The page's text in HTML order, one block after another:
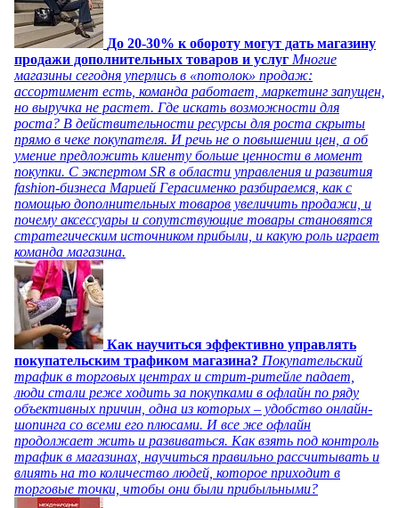
До 20-30% к обороту могут дать магазину
продажи дополнительных товаров и услуг Многие
магазины сегодня уперлись в «потолок» продаж:
ассортимент есть, команда работает, маркетинг запущен,
но выручка не растет. Где искать возможности для
роста? В действительности ресурсы для роста скрыты
прямо в чеке покупателя. И речь не о повышении цен, а об
умение предложить клиенту больше ценности в момент
покупки. С экспертом SR в области управления и развития
fashion-бизнеса Марией Герасименко разбираемся, как с
помощью дополнительных товаров увеличить продажи, и
почему аксессуары и сопутствующие товары становятся
стратегическим источником прибыли, и какую роль играет
команда магазина.
Как научиться эффективно управлять
покупательским трафиком магазина? Покупательский
трафик в торговых центрах и стрит-ритейле падает,
люди стали реже ходить за покупками в офлайн по ряду
объективных причин, одна из которых – удобство онлайн-
шопинга со всеми его плюсами. И все же офлайн
продолжает жить и развиваться. Как взять под контроль
трафик в магазинах, научиться правильно рассчитывать и
влиять на то количество людей, которое приходит в
торговые точки, чтобы они были прибыльными?